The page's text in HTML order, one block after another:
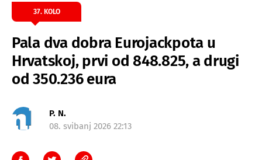
37. KOLO
Pala dva dobra Eurojackpota u
Hrvatskoj, prvi od 848.825, a drugi
od 350.236 eura
P. N.
08. svibanj 2026 22:13